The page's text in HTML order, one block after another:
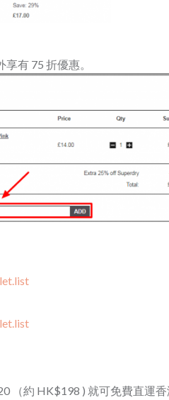
有 75 折優惠。
（約 HK$198 ) 就可免費直運香